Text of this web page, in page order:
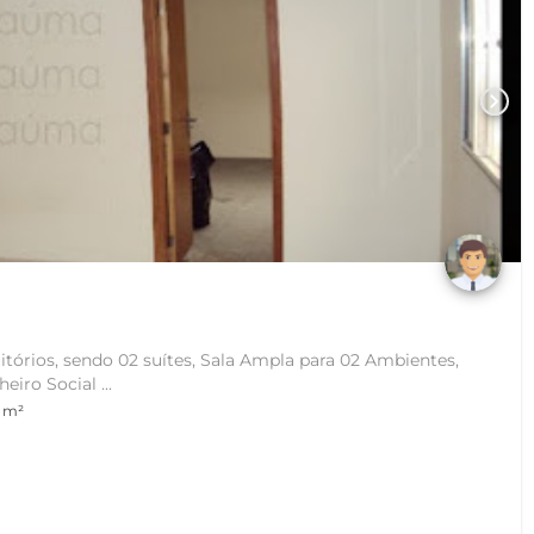
chevron_right
sendo 02 suítes, Sala Ampla para 02 Ambientes,
Social ...
m²